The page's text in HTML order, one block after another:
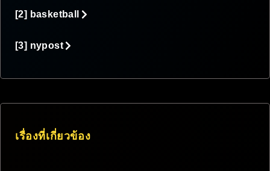
[2] basketball
[3] nypost
เรื่องที่เกี่ยวข้อง